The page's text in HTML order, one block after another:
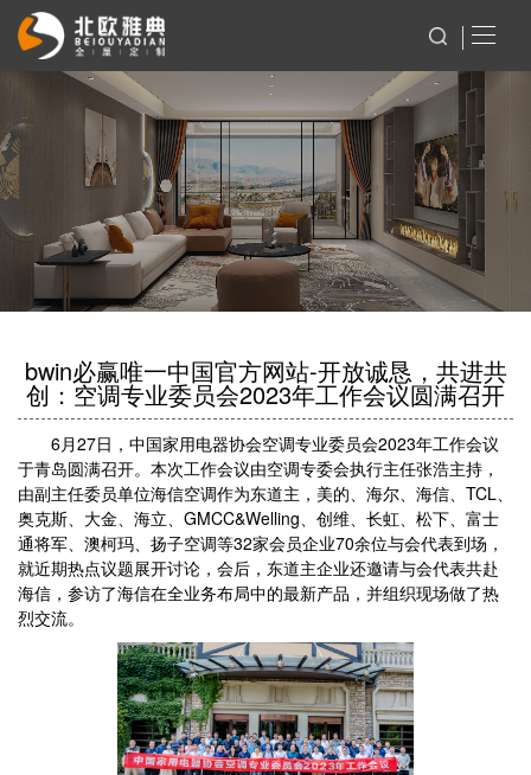
bwin必赢唯一中国官方网站-开放诚恳，共进共
创：空调专业委员会2023年工作会议圆满召开
6月27日，中国家用电器协会空调专业委员会2023年工作会议
于青岛圆满召开。本次工作会议由空调专委会执行主任张浩主持，
由副主任委员单位海信空调作为东道主，美的、海尔、海信、TCL、
奥克斯、大金、海立、GMCC&Welling、创维、长虹、松下、富士
通将军、澳柯玛、扬子空调等32家会员企业70余位与会代表到场，
就近期热点议题展开讨论，会后，东道主企业还邀请与会代表共赴
海信，参访了海信在全业务布局中的最新产品，并组织现场做了热
烈交流。